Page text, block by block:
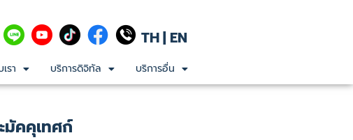
TH| EN
รา บริการดิจิทัล บริการอื่น
มัคคุเทศก์